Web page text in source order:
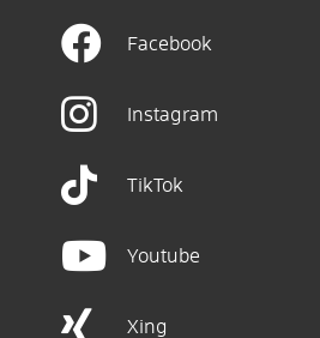
Facebook
Instagram
TikTok
Youtube
Xing